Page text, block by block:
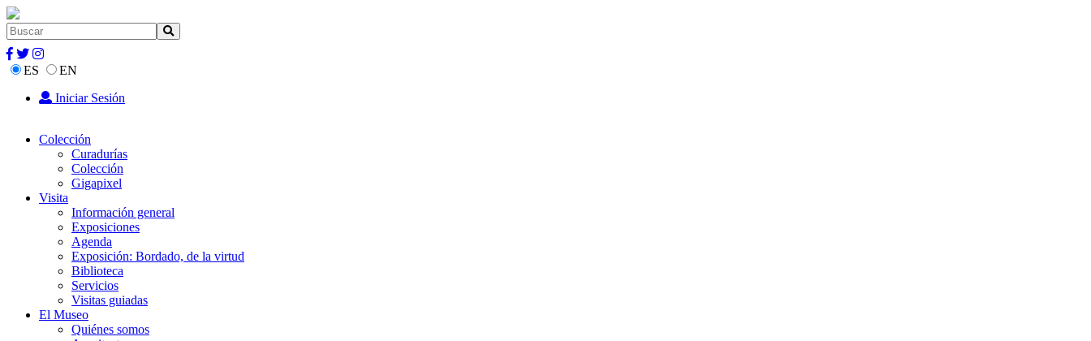
ES
EN
Iniciar Sesión
Colección
Curadurías
Colección
Gigapixel
Visita
Información general
Exposiciones
Agenda
Exposición: Bordado, de la virtud
Biblioteca
Servicios
Visitas guiadas
El Museo
Quiénes somos